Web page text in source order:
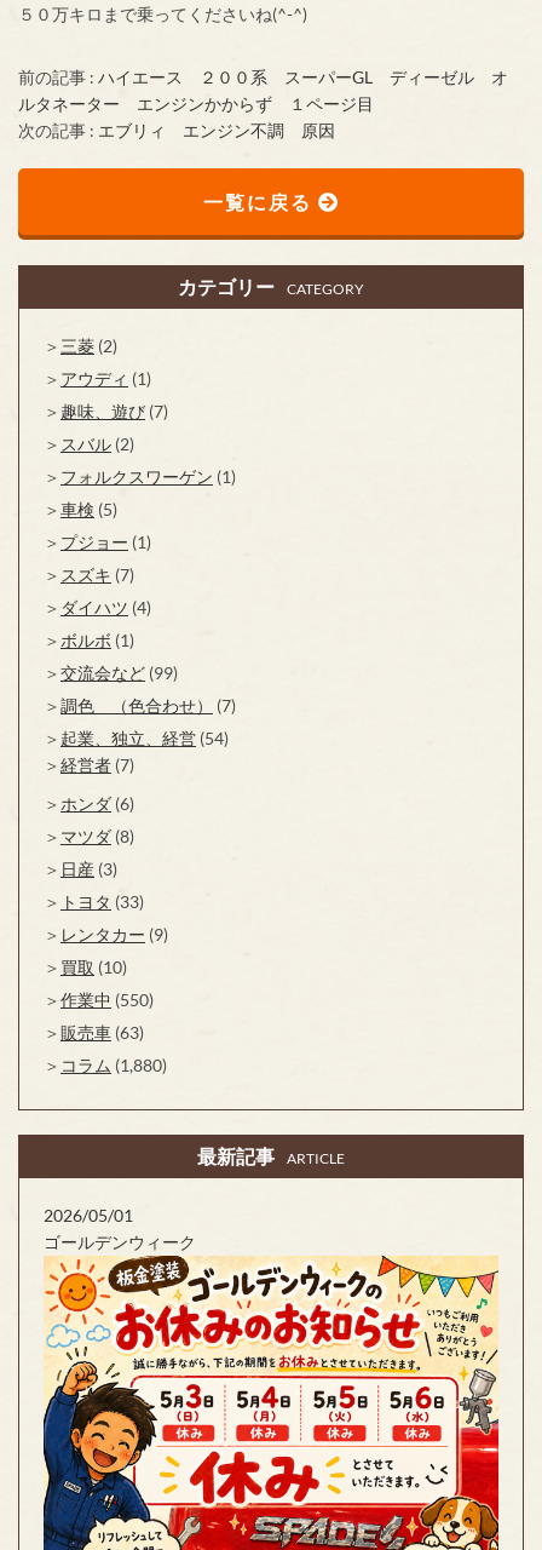
５０万キロまで乗ってくださいね(^-^)
前の記事 : ハイエース ２００系 スーパーGL ディーゼル オ
ルタネーター エンジンかからず １ページ目
次の記事 : エブリィ エンジン不調 原因
一覧に戻る
カテゴリー CATEGORY
三菱 (2)
アウディ (1)
趣味、遊び (7)
スバル (2)
フォルクスワーゲン (1)
車検 (5)
プジョー (1)
スズキ (7)
ダイハツ (4)
ボルボ (1)
交流会など (99)
調色 （色合わせ）
(7)
起業、独立、経営 (54)
経営者 (7)
ホンダ (6)
マツダ (8)
日産 (3)
トヨタ (33)
レンタカー (9)
買取 (10)
作業中 (550)
販売車 (63)
コラム (1,880)
最新記事 ARTICLE
2026/05/01
ゴールデンウィーク